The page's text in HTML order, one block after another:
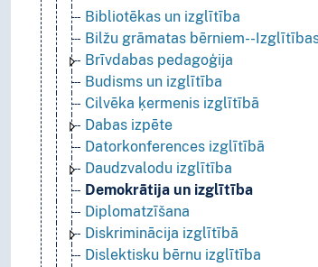
Bibliotēkas un izglītība
Bilžu grāmatas bērniem--
Brīvdabas pedagoģija
Budisms un izglītība
Cilvēka ķermenis izglītībā
Dabas izpēte
Datorkonferences izglītībā
Daudzvalodu izglītība
Demokrātija un izglītība
Diplomatzīšana
Diskriminācija izglītībā
Dislektisku bērnu izglītība